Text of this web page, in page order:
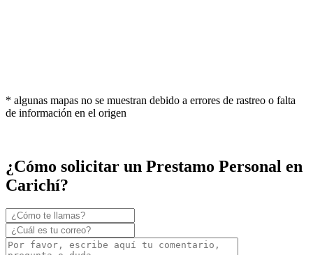
* algunas mapas no se muestran debido a errores de rastreo o falta
de información en el origen
¿Cómo solicitar un Prestamo Personal en
Carichí?